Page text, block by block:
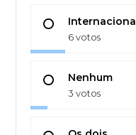
Internacional
6 votos
Nenhum
3 votos